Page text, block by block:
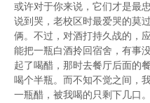
或许对于你来说，它们才是最
说到哭，老校区时最爱哭的莫
俩。不过，对酒打持久战的，
能把一瓶白酒拎回宿舍，有事
起了喝醋，那时去餐厅后面的
喝个半瓶。而不知不觉之间，
一瓶醋，被我喝的只剩下几口